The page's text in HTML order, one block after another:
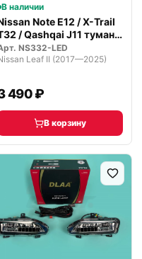
В наличии
Note E12 / X-Trail
/ Qashqai J11 туман…
NS332-LED
Leaf II (2017—2025)
490 ₽
В корзину